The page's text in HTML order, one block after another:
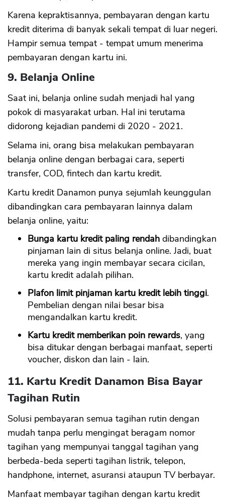
Karena kepraktisannya, pembayaran dengan kartu
kredit diterima di banyak sekali tempat di luar negeri.
Hampir semua tempat - tempat umum menerima
pembayaran dengan kartu ini.
9. Belanja Online
Saat ini, belanja online sudah menjadi hal yang
pokok di masyarakat urban. Hal ini terutama
didorong kejadian pandemi di 2020 - 2021.
Selama ini, orang bisa melakukan pembayaran
belanja online dengan berbagai cara, seperti
transfer, COD, fintech dan kartu kredit.
Kartu kredit Danamon punya sejumlah keunggulan
dibandingkan cara pembayaran lainnya dalam
belanja online, yaitu:
Bunga kartu kredit paling rendah dibandingkan
pinjaman lain di situs belanja online. Jadi, buat
mereka yang ingin membayar secara cicilan,
kartu kredit adalah pilihan.
Plafon limit pinjaman kartu kredit lebih tinggi.
Pembelian dengan nilai besar bisa
mengandalkan kartu kredit.
Kartu kredit memberikan poin rewards, yang
bisa ditukar dengan berbagai manfaat, seperti
voucher, diskon dan lain - lain.
11. Kartu Kredit Danamon Bisa Bayar
Tagihan Rutin
Solusi pembayaran semua tagihan rutin dengan
mudah tanpa perlu mengingat beragam nomor
tagihan yang mempunyai tanggal tagihan yang
berbeda-beda seperti tagihan listrik, telepon,
handphone, internet, asuransi ataupun TV berbayar.
Manfaat membayar tagihan dengan kartu kredit